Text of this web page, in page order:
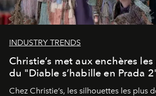
INDUSTRY TRENDS
Christie’s met aux enchères
du "Diable s’habille en Prada
Chez Christie’s, les silhouettes les plus